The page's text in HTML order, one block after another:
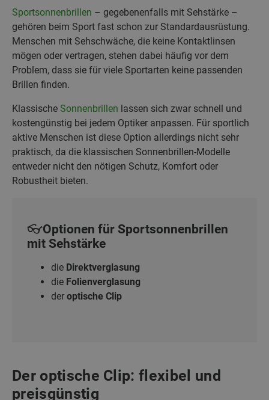
Sportsonnenbrillen – gegebenenfalls mit Sehstärke –
gehören beim Sport fast schon zur Standardausrüstung.
Menschen mit Sehschwäche, die keine Kontaktlinsen
mögen oder vertragen, stehen dabei häufig vor dem
Problem, dass sie für viele Sportarten keine passenden
Brillen finden.
Klassische Sonnenbrillen lassen sich zwar schnell und
kostengünstig bei jedem Optiker anpassen. Für sportlich
aktive Menschen ist diese Option allerdings nicht sehr
praktisch, da die klassischen Sonnenbrillen-Modelle
entweder nicht den nötigen Schutz, Komfort oder
Robustheit bieten.
👓Optionen für Sportsonnenbrillen
mit Sehstärke
die Direktverglasung
die Folienverglasung
der optische Clip
Der optische Clip: flexibel und
preisgünstig